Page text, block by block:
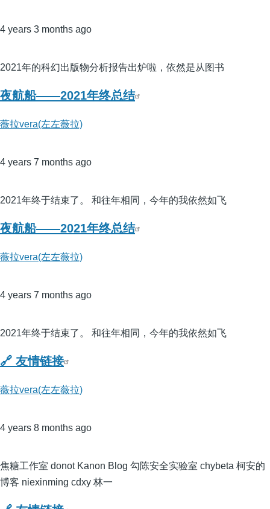
4 years 3 months ago
2021年的科幻出版物分析报告出炉啦，依然是从图书
夜航船——2021年终总结
薇拉vera(左左薇拉)
4 years 7 months ago
2021年终于结束了。 和往年相同，今年的我依然如飞
夜航船——2021年终总结
薇拉vera(左左薇拉)
4 years 7 months ago
2021年终于结束了。 和往年相同，今年的我依然如飞
🔗 友情链接
薇拉vera(左左薇拉)
4 years 8 months ago
焦糖工作室 donot Kanon Blog 勾陈安全实验室 chybeta 柯安的
博客 niexinming cdxy 林一